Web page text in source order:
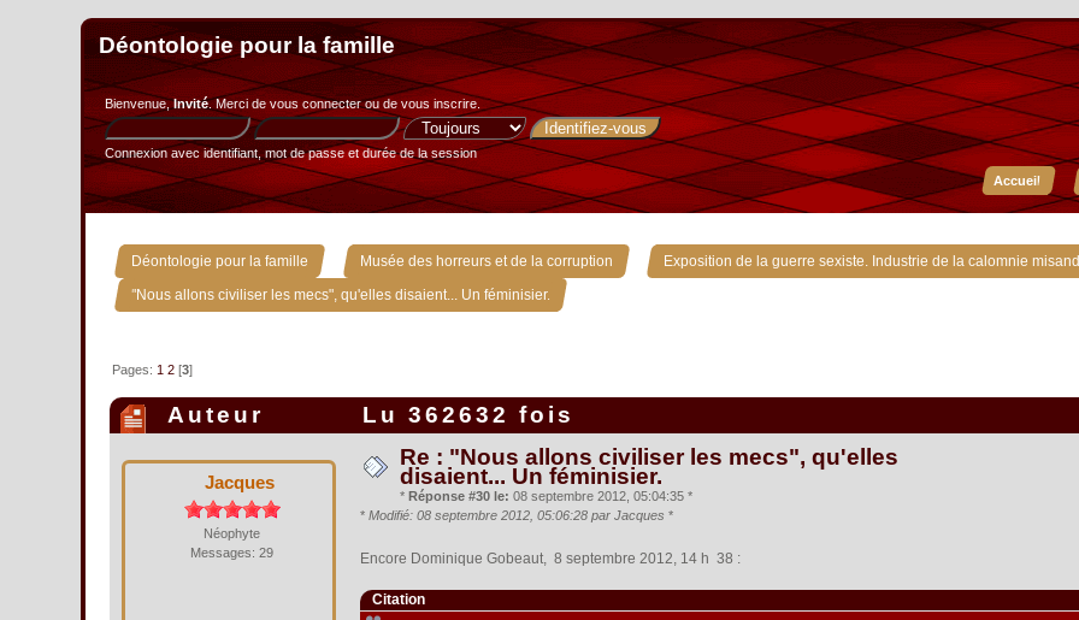
Déontologie pour la famille
Bienvenue,Invité. Merci devous connecterou devous inscrire.
Connexion avec identifiant, mot de passe et durée de la session
Accueil
Déontologie pour la famille » Musée des horreurs et de la corruption » Exposition de la guerre sexiste. Industrie de la calomnie
"Nous allons civiliser les mecs", qu'elles disaient... Un féminisier.
Pages: 1 2 [3]
Auteur Lu 362632 fois
Jacques
Néophyte
Messages: 29
Re : "Nous allons civiliser les mecs", qu'elles
disaient... Un féminisier.
* Réponse #30 le: 08 septembre 2012, 05:04:35 *
*Modifié: 08 septembre 2012, 05:06:28 par Jacques *
Encore Dominique Gobeaut, 8 septembre 2012, 14 h 38 :
Citation